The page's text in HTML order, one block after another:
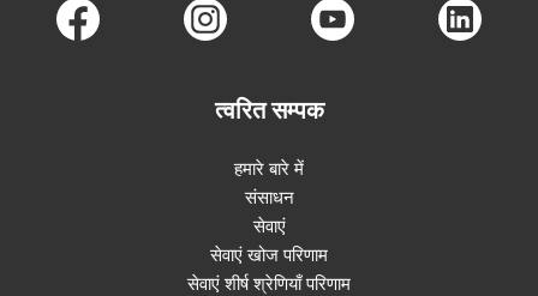
📌Ophthalmologist
(108)
📌Parent Organization (57)
त्वरित सम्पक
हमारे बारे में
संसाधन
सेवाएं
सेवाएं खोज परिणाम
सेवाएं शीर्ष श्रेणियाँ परिणाम